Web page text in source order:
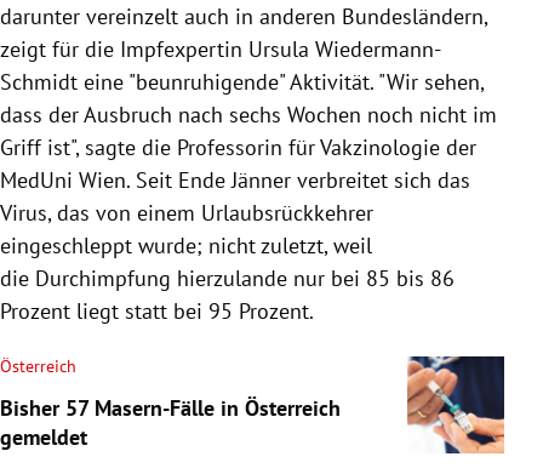
darunter vereinzelt auch in anderen Bundesländern,
zeigt für die Impfexpertin Ursula Wiedermann-
Schmidt eine "beunruhigende" Aktivität. "Wir sehen,
dass der Ausbruch nach sechs Wochen noch nicht im
Griff ist", sagte die Professorin für Vakzinologie der
MedUni Wien. Seit Ende Jänner verbreitet sich das
Virus, das von einem Urlaubsrückkehrer
eingeschleppt wurde; nicht zuletzt, weil
die Durchimpfung hierzulande nur bei 85 bis 86
Prozent liegt statt bei 95 Prozent.
Österreich
Bisher 57 Masern-Fälle in Österreich
gemeldet